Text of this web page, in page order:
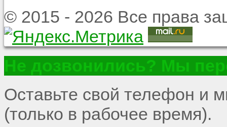
© 2015 - 2026 Все права
Не дозвонились? Мы
Оставьте свой телефон и
(только в рабочее время).